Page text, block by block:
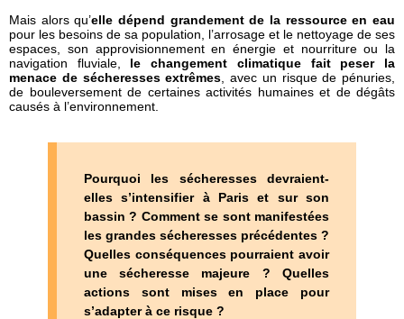
Mais alors qu’elle dépend grandement de la ressource en eau
pour les besoins de sa population, l’arrosage et le nettoyage de ses
espaces, son approvisionnement en énergie et nourriture ou la
navigation fluviale, le changement climatique fait peser la
menace de sécheresses extrêmes , avec un risque de pénuries,
de bouleversement de certaines activités humaines et de dégâts
causés à l’environnement.
Pourquoi les sécheresses devraient-
elles s’intensifier à Paris et sur son
bassin ? Comment se sont manifestées
les grandes sécheresses précédentes ?
Quelles conséquences pourraient avoir
une sécheresse majeure ? Quelles
actions sont mises en place pour
s’adapter à ce risque ?